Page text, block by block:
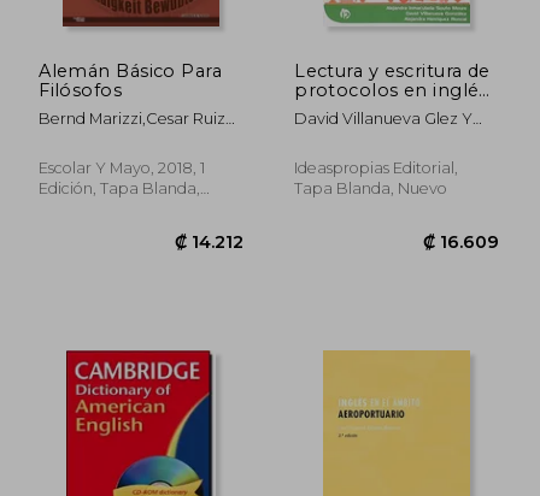
Alemán Básico Para
Filósofos
Bernd Marizzi,Cesar Ruiz
Escolar Y Mayo, 2018, 1
Edición, Tapa Blanda,
₡ 14.212
Lectura y escritura de
protocolos en inglés
de apoyo a la
atención telefónica
emergencias 112:
Comprensión y
(Seguridad y medio
David Villanueva Glez Y
Alejandra I. Souto Moure
Ideaspropias Editorial,
Tapa Blanda, Nuevo